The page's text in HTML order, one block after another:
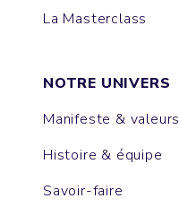
La Masterclass
NOTRE UNIVERS
Manifeste & valeurs
Histoire & équipe
Savoir-faire